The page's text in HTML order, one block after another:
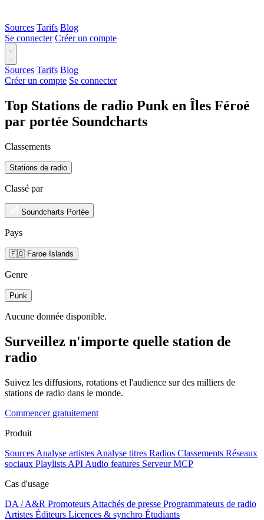
Sources Tarifs Blog
Se connecter Créer un compte
Sources Tarifs Blog
Créer un compte Se connecter
Top Stations de radio Punk en Îles Féroé
par portée Soundcharts
Classements
Stations de radio
Classé par
Soundcharts Portée
Pays
🇫🇴 Faroe Islands
Genre
Punk
Aucune donnée disponible.
Surveillez n'importe quelle station de
radio
Suivez les diffusions, rotations et l'audience sur des milliers de
stations de radio dans le monde.
Commencer gratuitement
Produit
Sources Analyse artistes Analyse titres Radios Classements Réseaux
sociaux Playlists API Audio features Serveur MCP
Cas d'usage
DA / A&R Promoteurs Attachés de presse Programmateurs de radio
Artistes Éditeurs Licences & synchro Étudiants